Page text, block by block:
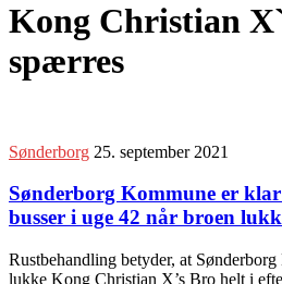
Kong Christian
spærres
Sønderborg 25. september 2021
Sønderborg Kommune er
busser i uge 42 når broen
Rustbehandling betyder, at
lukke Kong Christian X’s Bro helt i